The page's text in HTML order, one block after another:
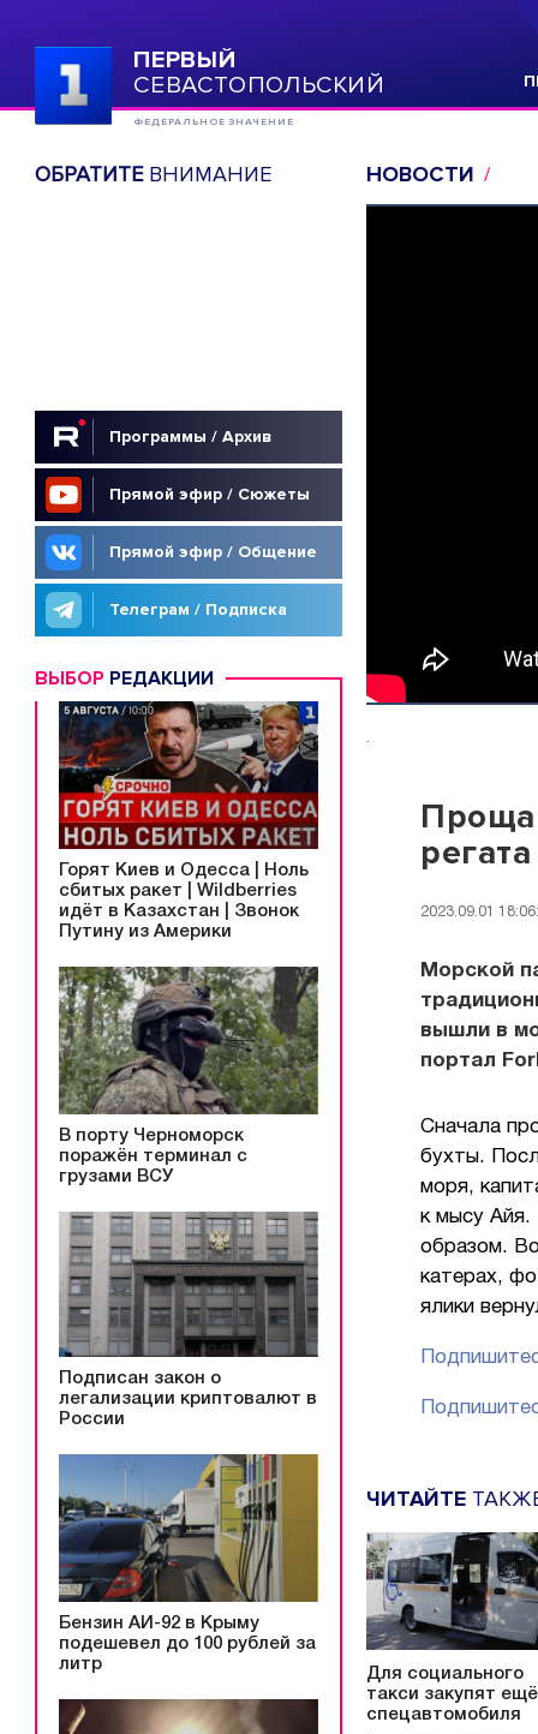
ПЕРВЫЙ
СЕВАСТОПОЛЬСКИЙ
ФЕДЕРАЛЬНОЕ ЗНАЧЕНИЕ
ОБРАТИТЕВНИМАНИЕ
Программы / Архив
Прямой эфир / Сюжеты
Прямой эфир / Общение
Телеграм / Подписка
ВЫБОР РЕДАКЦИИ
Горят Киев и Одесса | Ноль
сбитых ракет | Wildberries
идёт в Казахстан | Звонок
Путину из Америки
В порту Черноморск
поражён терминал с
грузами ВСУ
Подписан закон о
легализации криптовалют в
России
Бензин АИ-92 в Крыму
подешевел до 100 рублей за
литр
НОВОСТИ
.
регата
2023.09.01
Морской
вышли в
портал
Сначала
бухты.
моря,
к мысу Айя.
образом.
катерах,
ялики
ЧИТАЙТЕ
Для социального
такси закупят
спецавтомобиля